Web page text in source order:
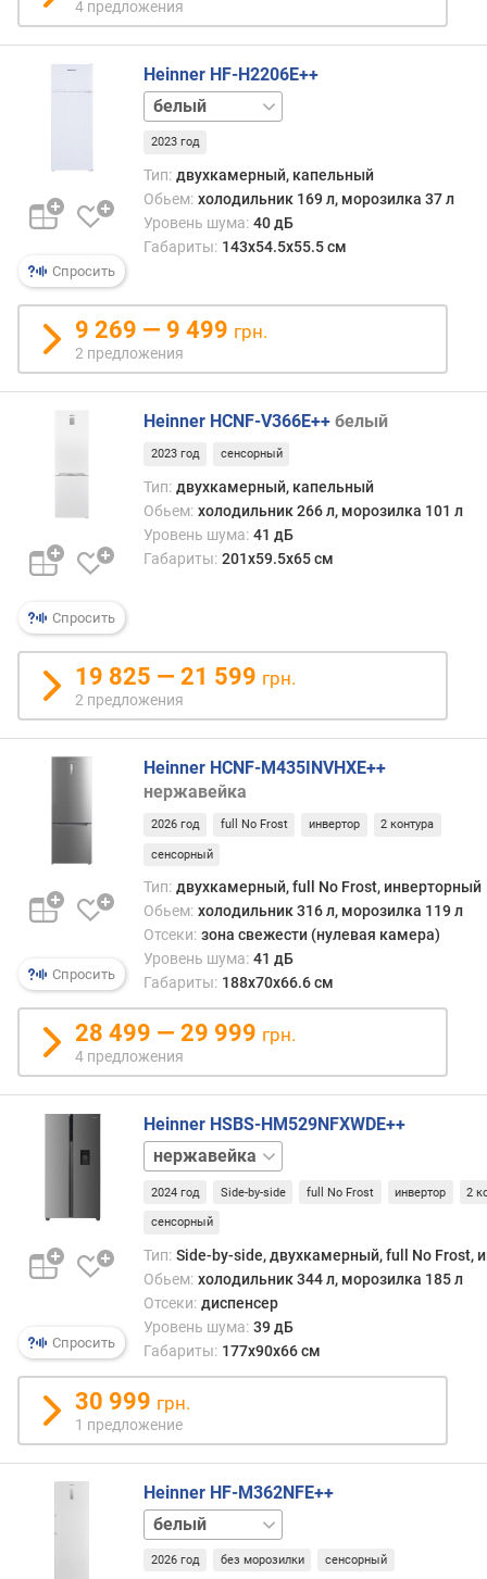
к
о
с
т
в
к
а
е
r
s
t
б
ъ
е
м
х
о
ь
о
й
а
м
р
л
с
п
е
е
р
х
о
о
4 предложения
Спросить
Heinner HF-H2206E++
нержавейка
нержавейка
черный
2023 год
Тип: двухкамерный, капельный
Обьем: холодильник 169 л, морозилка 37 л
Уровень шума: 40 дБ
Габариты: 143x54.5x55.5 см
9 269 — 9 499 грн.
2 предложения
Спросить
Heinner HCNF-V366E++ белый
2023 год сенсорный
Тип: двухкамерный, капельный
Обьем: холодильник 266 л, морозилка 101 л
Уровень шума: 41 дБ
Габариты: 201x59.5x65 см
19 825 — 21 599 грн.
2 предложения
Спросить
Heinner HCNF-M435INVHXE++
нержавейка
2026 год full No Frost инвертор 2 контура
сенсорный
Тип: двухкамерный, full No Frost, инверторный
Обьем: холодильник 316 л, морозилка 119 л
Отсеки: зона свежести (нулевая камера)
Уровень шума: 41 дБ
Габариты: 188х70х66.6 см
28 499 — 29 999 грн.
4 предложения
Спросить
Heinner HSBS-HM529NFXWDE++
черный
2024 год Side-by-side full No Frost инвертор 2
сенсорный
Тип: Side-by-side, двухкамерный, full No Frost,
Обьем: холодильник 344 л, морозилка 185 л
Отсеки: диспенсер
Уровень шума: 39 дБ
Габариты: 177х90х66 см
30 999 грн.
1 предложение
Heinner HF-M362NFE++
нержавейка
2026 год без морозилки сенсорный